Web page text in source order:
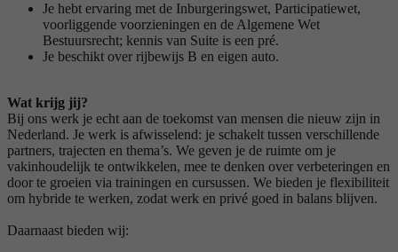
Je hebt ervaring met de Inburgeringswet, Participatiewet,
voorliggende voorzieningen en de Algemene Wet
Bestuursrecht; kennis van Suite is een pré.
Je beschikt over rijbewijs B en eigen auto.
Wat krijg jij?
Bij ons werk je echt aan de toekomst van mensen die nieuw zijn in
Nederland. Je werk is afwisselend: je schakelt tussen verschillende
partners, trajecten en thema’s. We geven je de ruimte om je
vakinhoudelijk te ontwikkelen, mee te denken over verbeteringen en
door te groeien via trainingen en cursussen. We bieden je flexibiliteit
om hybride te werken, zodat werk en privé goed in balans blijven.
Daarnaast bieden wij: